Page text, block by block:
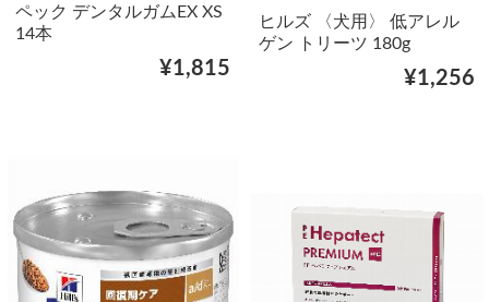
ペック デンタルガムEX XS
14本
¥1,815
ヒルズ 〈犬用〉 低アレル
ゲン トリーツ 180g
¥1,256